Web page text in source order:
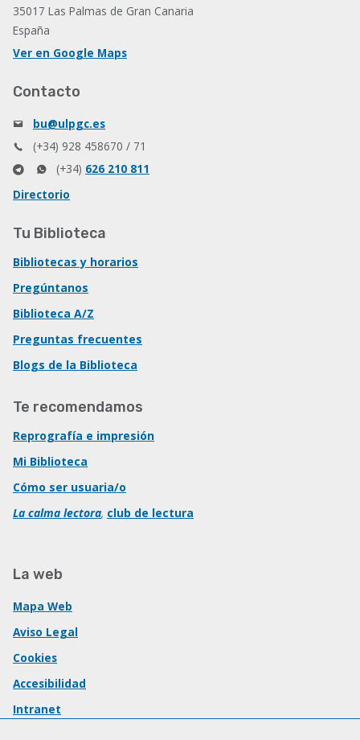
35017 Las Palmas de Gran Canaria
España
Ver en Google Maps
Contacto
bu@ulpgc.es
(+34) 928 458670 / 71
(+34) 626 210 811
Directorio
Tu Biblioteca
Bibliotecas y horarios
Pregúntanos
Biblioteca A/Z
Preguntas frecuentes
Blogs de la Biblioteca
Te recomendamos
Reprografía e impresión
Mi Biblioteca
Cómo ser usuaria/o
La calma lectora, club de lectura
La web
Mapa Web
Aviso Legal
Cookies
Accesibilidad
Intranet